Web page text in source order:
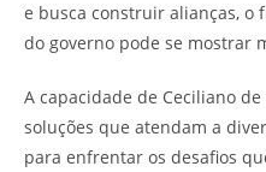
e busca construir alianças,
do governo pode se mostrar
A capacidade de Ceciliano
soluções que atendam a
para enfrentar os desafios